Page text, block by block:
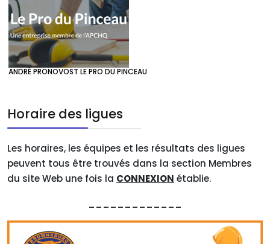
ANDRÉ PRONOVOST LE PRO DU PINCEAU
Horaire des ligues
Les horaires, les équipes et les résultats des ligues
peuvent tous être trouvés dans la section Membres
du site Web une fois la CONNEXION établie.
_____________